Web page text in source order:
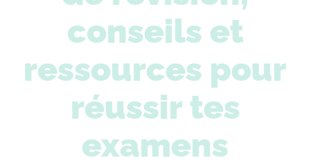
conseils et
ressources pour
réussir tes
examens